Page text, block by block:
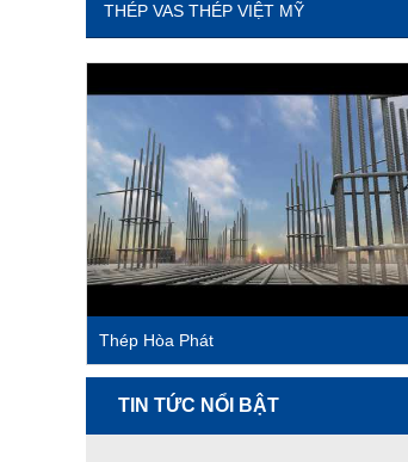
THÉP VAS THÉP VIỆT MỸ
Thép Hòa Phát
TIN TỨC NỔI BẬT